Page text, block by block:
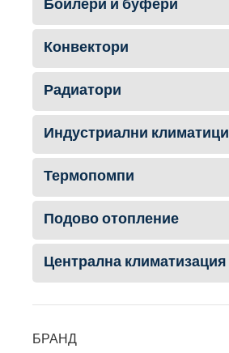
Бойлери и буфери
Конвектори
Радиатори
Индустриални климатици
Термопомпи
Подово отопление
Централна климатизация
БРАНД